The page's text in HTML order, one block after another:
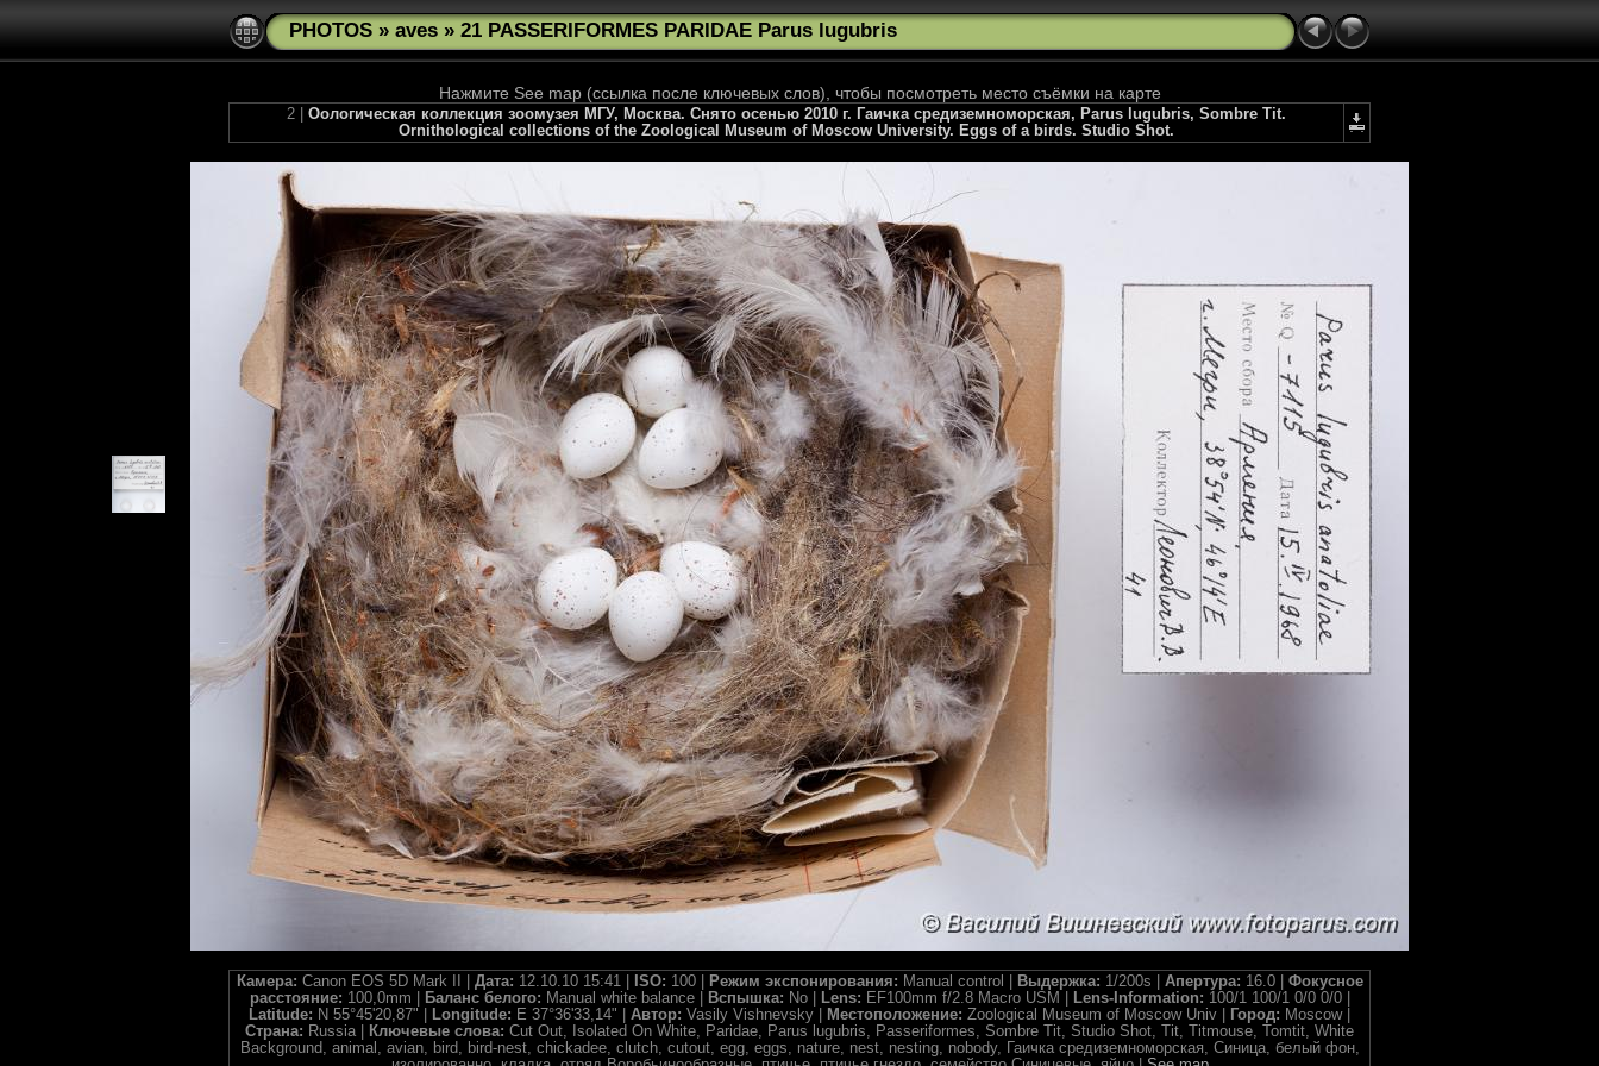
PHOTOS » aves » 21 PASSERIFORMES PARIDAE Parus lugubris
Нажмите See map (ссылка после ключевых слов), чтобы посмотреть место съёмки на карте
2 | Оологическая коллекция зоомузея МГУ, Москва. Снято осенью 2010 г. Гаичка средиземноморская, Parus lugubris, Sombre Tit.
Ornithological collections of the Zoological Museum of Moscow University. Eggs of a birds. Studio Shot.
Камера: Canon EOS 5D Mark II | Дата: 12.10.10 15:41 | ISO: 100 | Режим экспонирования: Manual control | Выдержка: 1/200s | Апертура: 16.0 | Фокусное
расстояние: 100,0mm | Баланс белого: Manual white balance | Вспышка: No | Lens: EF100mm f/2.8 Macro USM | Lens-Information: 100/1 100/1 0/0 0/0 |
Latitude: N 55°45'20,87" | Longitude: E 37°36'33,14" | Автор: Vasily Vishnevsky | Местоположение: Zoological Museum of Moscow Univ | Город: Moscow |
Страна: Russia | Ключевые слова: Cut Out, Isolated On White, Paridae, Parus lugubris, Passeriformes, Sombre Tit, Studio Shot, Tit, Titmouse, Tomtit, White
Background, animal, avian, bird, bird-nest, chickadee, clutch, cutout, egg, eggs, nature, nest, nesting, nobody, Гаичка средиземноморская, Синица, белый фон,